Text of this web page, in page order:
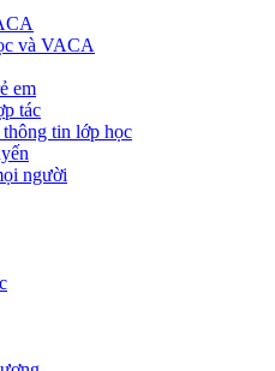
và VACA
em
tác
tin lớp học
người